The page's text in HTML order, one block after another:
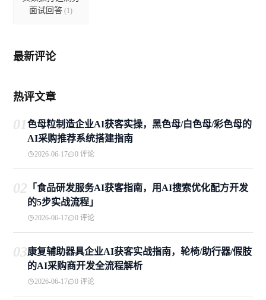
面试回答 (1)
最新评论
热评文章
01色母粒制造企业AI获客实操，黑色母/白色母/彩色母的
AI采购推荐系统搭建指南
2026-06-17 0 评论
02 「食品研发服务AI获客指南，用AI搜索优化配方开发
的5步实战流程」
2026-06-17 0 评论
03康复辅助器具企业AI获客实战指南，轮椅/助行器/假肢
的AI采购商开发全流程解析
2026-06-17 0 评论